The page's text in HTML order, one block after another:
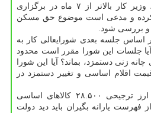
این خصوص عنوان می کند، وزیر کار بالاتر از ۷ ماه در برگزاری
کرده و مدعی است موضوع حق مسکن
و بررسی شود.
اساس جلسه بعدی شورایعالی کار به
جلسات این شورا مقرر است محدود
زنی دستمزد، بماند؟ آیا این شورا
اقلام اساسی و تغییر دستمزد در
این روزها صحبت از حذف ارز ترجیحی ۲۸.۵۰۰ کالاهای اساسی
فهرست یارانه بگیران باید دید دولت